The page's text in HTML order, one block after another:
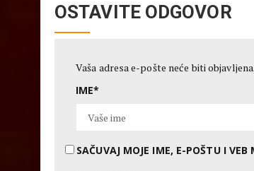
OSTAVITE ODGOVOR
Vaša adresa e-pošte neće biti objavljena.
IME*
SAČUVAJ MOJE IME, E-POŠTU I